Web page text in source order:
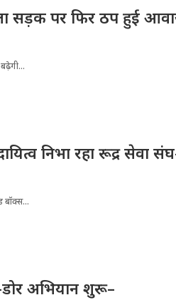
सड़क पर फिर ठप हुई
निभा रहा रूद्र सेवा
बॉक्स...
डोर अभियान शुरू–